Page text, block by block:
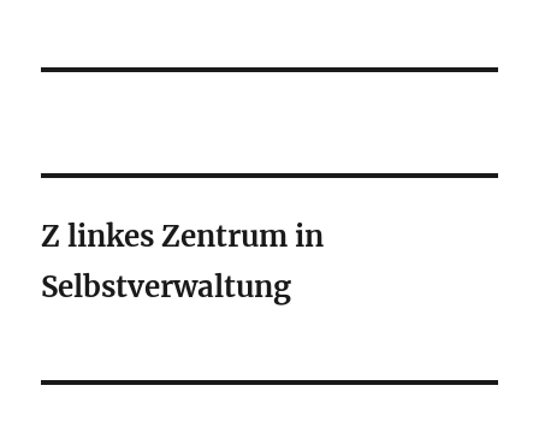
Z linkes Zentrum in
Selbstverwaltung